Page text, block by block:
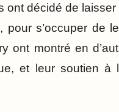
décidé de
s’occuper de
ont montré en
et leur soutien à